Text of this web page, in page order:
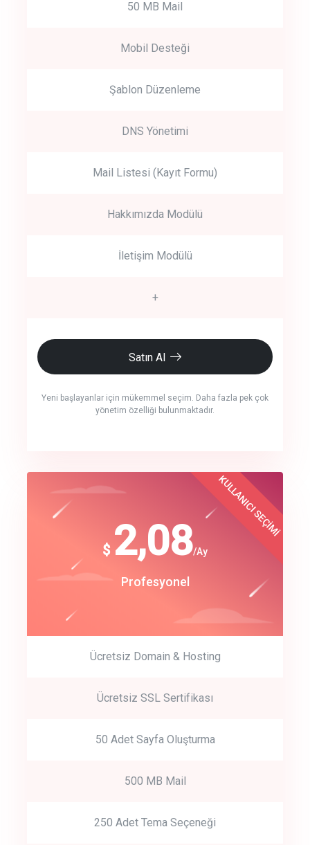
50 MB Mail
Mobil Desteği
Şablon Düzenleme
DNS Yönetimi
Mail Listesi (Kayıt Formu)
Hakkımızda Modülü
İletişim Modülü
+
Satın Al
Yeni başlayanlar için mükemmel seçim. Daha fazla pek çok
yönetim özelliği bulunmaktadır.
crm auto cync
track energy costs
Get Started
Start by trying our service for 30 days free trial no credit card
$ 2,08/Ay
Profesyonel
KULLANICI SEÇİMİ
Ücretsiz Domain & Hosting
Ücretsiz SSL Sertifikası
50 Adet Sayfa Oluşturma
500 MB Mail
250 Adet Tema Seçeneği
$
180
Start Up
Best Choice